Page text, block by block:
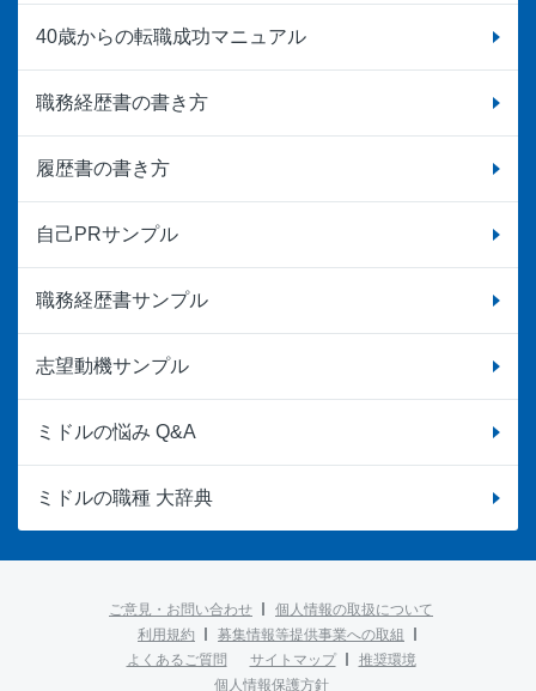
40歳からの転職成功マニュアル
職務経歴書の書き方
履歴書の書き方
自己PRサンプル
職務経歴書サンプル
志望動機サンプル
ミドルの悩み Q&A
ミドルの職種 大辞典
ご意見・お問い合わせ
個人情報の取扱について
利用規約
募集情報等提供事業への取組
よくあるご質問
サイトマップ
推奨環境
個人情報保護方針